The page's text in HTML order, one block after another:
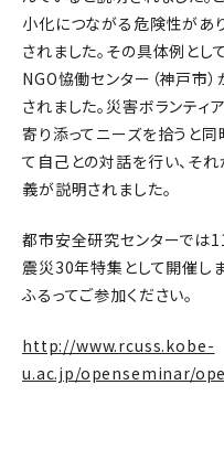
小化につながる危険性があ
されました。その具体例と
NGO恊働センター（神戸市
されました。災害ボランテ
寄り添ってニーズを拾うと
て自己との対話を行い、そ
義が説明されました。
都市安全研究センターでは
震災30年特集として開催し
ふるってご参加ください。
http://www.rcuss.kobe-
u.ac.jp/openseminar/